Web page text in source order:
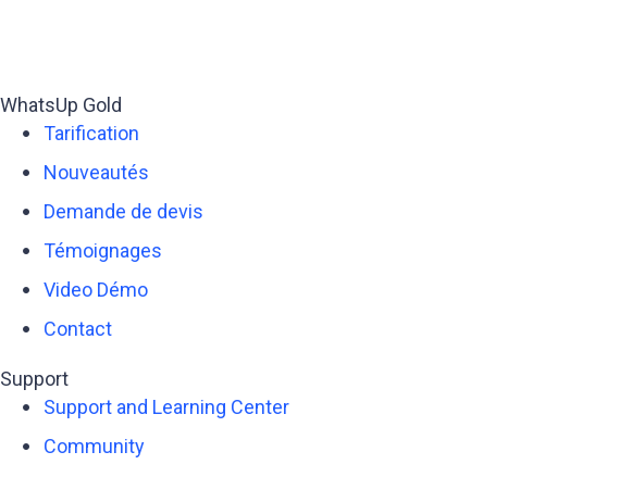
WhatsUp Gold
Tarification
Nouveautés
Demande de devis
Témoignages
Video Démo
Contact
Support
Support and Learning Center
Community